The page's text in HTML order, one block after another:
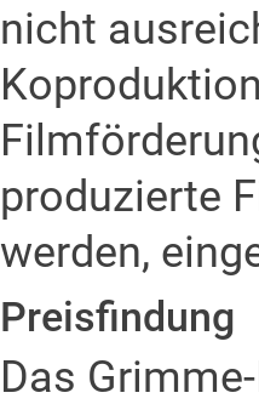
nicht
produzierte
werden,
Preisfindung
Das